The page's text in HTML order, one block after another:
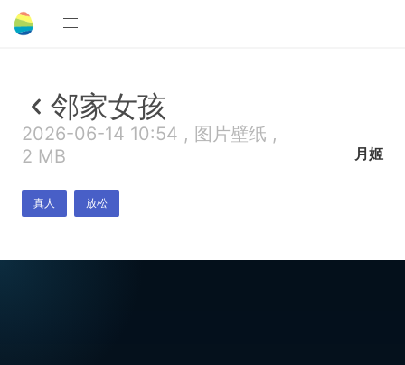
邻家女孩
2026-06-14 10:54 , 图片壁纸 ,
2 MB
真人 放松
月姬